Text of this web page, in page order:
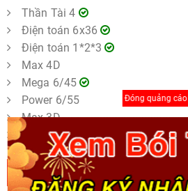
Thần Tài 4
Điện toán 6x36
Điện toán 1*2*3
Max 4D
Mega 6/45
Power 6/55
Max 3D
Keno
THỐNG KÊ KẾT QUẢ XỔ SỐ
Đóng quảng cáo